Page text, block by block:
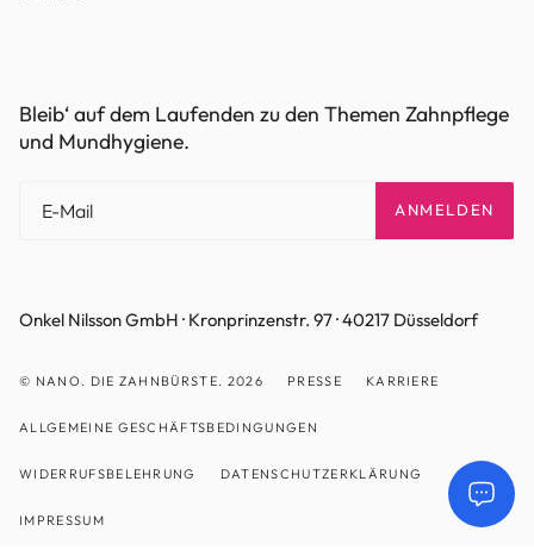
Bleib‘ auf dem Laufenden zu den Themen Zahnpflege
und Mundhygiene.
ANMELDEN
Onkel Nilsson GmbH · Kronprinzenstr. 97 · 40217 Düsseldorf
© NANO. DIE ZAHNBÜRSTE. 2026 PRESSE KARRIERE
ALLGEMEINE GESCHÄFTSBEDINGUNGEN
WIDERRUFSBELEHRUNG DATENSCHUTZERKLÄRUNG
IMPRESSUM